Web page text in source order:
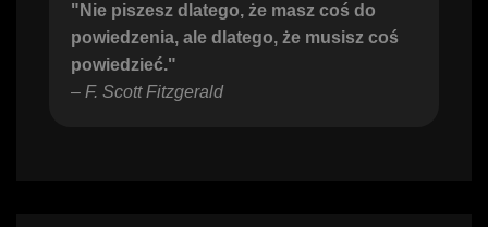
"Nie piszesz dlatego, że masz coś do
powiedzenia, ale dlatego, że musisz coś
powiedzieć."
– F. Scott Fitzgerald